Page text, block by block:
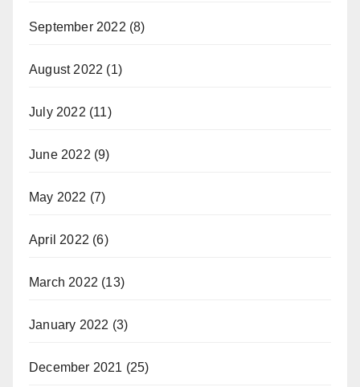
September 2022 (8)
August 2022 (1)
July 2022 (11)
June 2022 (9)
May 2022 (7)
April 2022 (6)
March 2022 (13)
January 2022 (3)
December 2021 (25)